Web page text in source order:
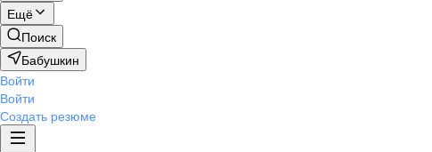
Ещё
Поиск
Бабушкин
Войти
Войти
Создать резюме